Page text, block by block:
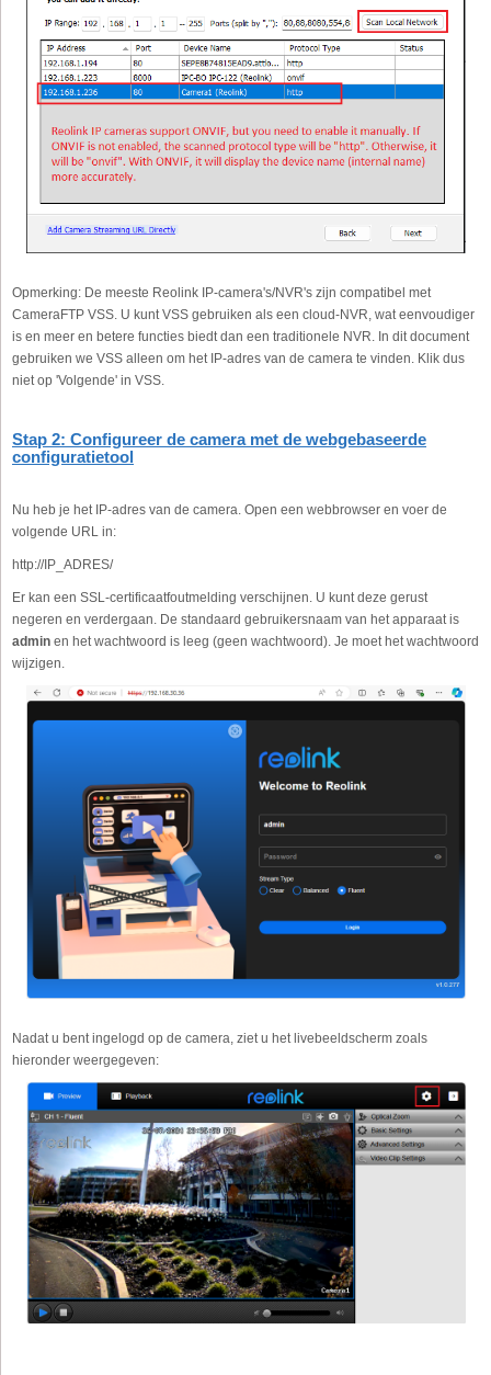
Opmerking: De meeste Reolink IP-camera's/NVR's zijn compatibel met
CameraFTP VSS. U kunt VSS gebruiken als een cloud-NVR, wat eenvoudiger
is en meer en betere functies biedt dan een traditionele NVR. In dit document
gebruiken we VSS alleen om het IP-adres van de camera te vinden. Klik dus
niet op 'Volgende' in VSS.
Stap 2: Configureer de camera met de webgebaseerde
configuratietool
Nu heb je het IP-adres van de camera. Open een webbrowser en voer de
volgende URL in:
http://IP_ADRES/
Er kan een SSL-certificaatfoutmelding verschijnen. U kunt deze gerust
negeren en verdergaan. De standaard gebruikersnaam van het apparaat is
admin en het wachtwoord is leeg (geen wachtwoord). Je moet het wachtwoord
wijzigen.
Nadat u bent ingelogd op de camera, ziet u het livebeeldscherm zoals
hieronder weergegeven: